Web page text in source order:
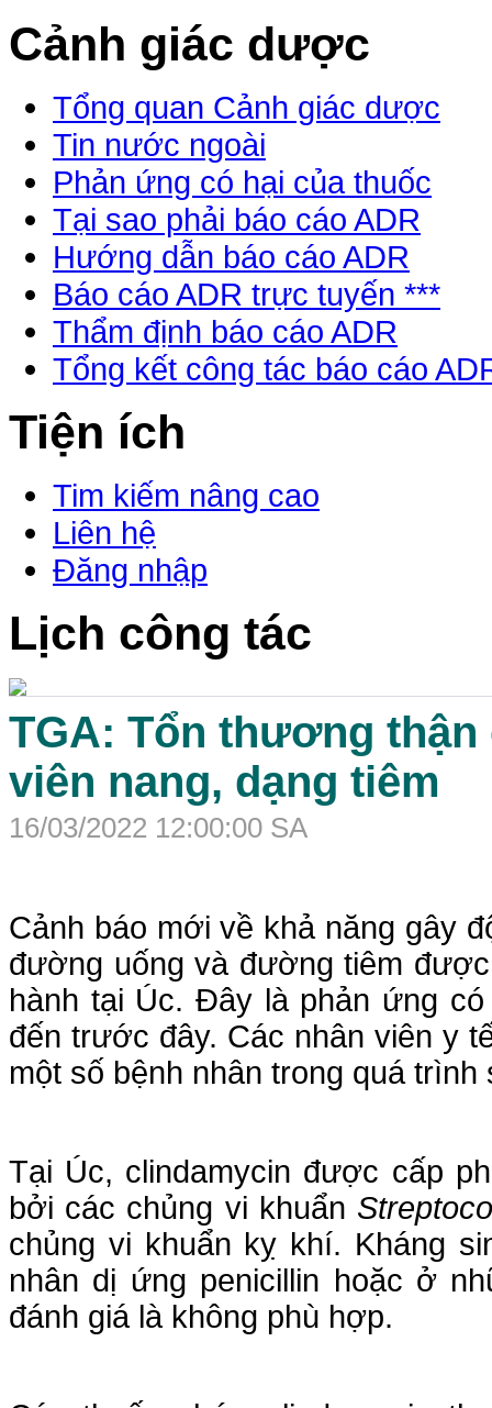
Cảnh giác dược
Tổng quan Cảnh giác dược
Tin nước ngoài
Phản ứng có hại của thuốc
Tại sao phải báo cáo ADR
Hướng dẫn báo cáo ADR
Báo cáo ADR trực tuyến ***
Thẩm định báo cáo ADR
Tổng kết công tác báo cáo
Tiện ích
Tim kiếm nâng cao
Liên hệ
Đăng nhập
Lịch công tác
TGA: Tổn thương
viên nang, dạng tiêm
16/03/2022 12:00:00 SA
Cảnh báo mới về khả năng gây
đường uống và đường tiêm
hành tại Úc. Đây là phản ứng
đến trước đây. Các nhân viên y
một số bệnh nhân trong quá
Tại Úc, clindamycin được cấp
bởi các chủng vi khuẩn
chủng vi khuẩn kỵ khí. Kháng
nhân dị ứng penicillin hoặc ở
đánh giá là không phù hợp.